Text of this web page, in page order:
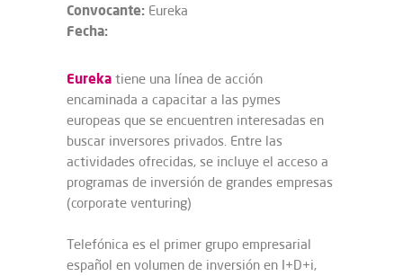
Convocante: Eureka
Fecha:
Eureka tiene una línea de acción
encaminada a capacitar a las pymes
europeas que se encuentren interesadas en
buscar inversores privados. Entre las
actividades ofrecidas, se incluye el acceso a
programas de inversión de grandes empresas
(corporate venturing)
Telefónica es el primer grupo empresarial
español en volumen de inversión en I+D+i,